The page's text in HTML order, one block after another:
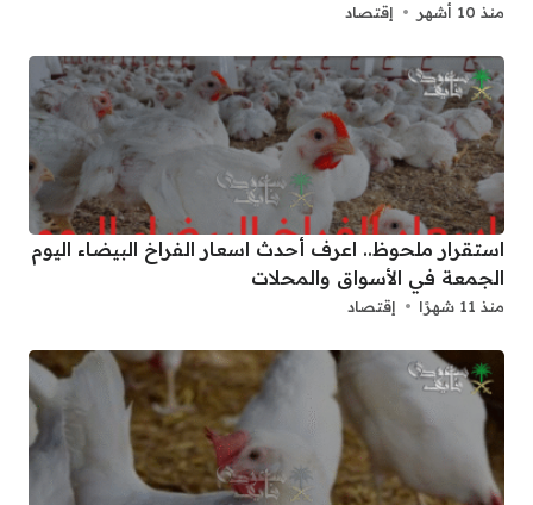
منذ 10 أشهر إقتصاد
استقرار ملحوظ.. اعرف أحدث اسعار الفراخ البيضاء اليوم
الجمعة في الأسواق والمحلات
منذ 11 شهرًا إقتصاد